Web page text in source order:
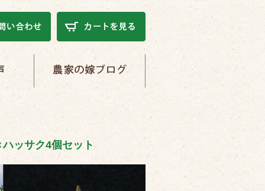
農家の嫁ブログ
ッサク4個セット